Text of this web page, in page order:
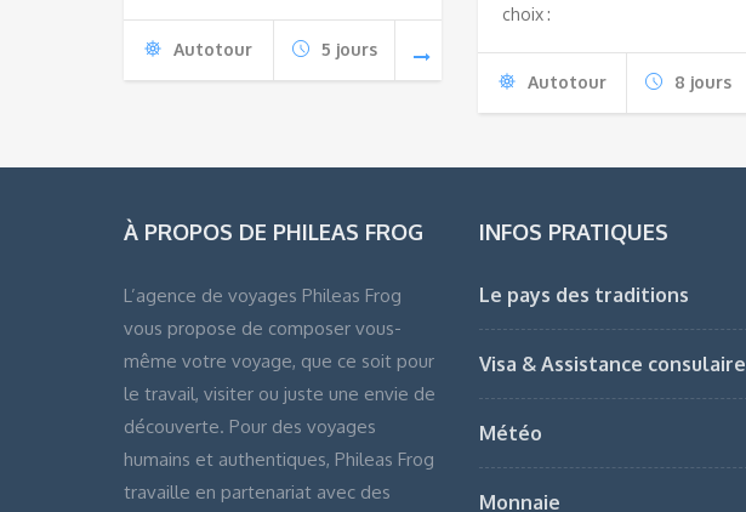
Autotour 5 jours
choix :
Autotour 8 jours
À PROPOS DE PHILEAS FROG
L’agence de voyages Phileas Frog
vous propose de composer vous-
même votre voyage, que ce soit pour
le travail, visiter ou juste une envie de
découverte. Pour des voyages
humains et authentiques, Phileas Frog
travaille en partenariat avec des
INFOS PRATIQUES
Le pays des traditions
Visa & Assistance consulaire
Météo
Monnaie